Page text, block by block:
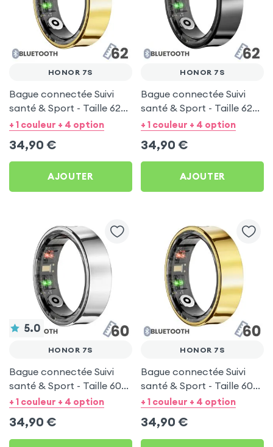
HONOR 7S
Bague connectée Suivi
santé & Sport - Taille 62
Or
+ 1 couleur + 4 option
34,90 €
AJOUTER
HONOR 7S
Bague connectée Suivi
santé & Sport - Taille 62
Noir
+ 1 couleur + 4 option
34,90 €
AJOUTER
5.0
HONOR 7S
Bague connectée Suivi
santé & Sport - Taille 60
Argent
+ 1 couleur + 4 option
34,90 €
HONOR 7S
Bague connectée Suivi
santé & Sport - Taille 60
Or
+ 1 couleur + 4 option
34,90 €